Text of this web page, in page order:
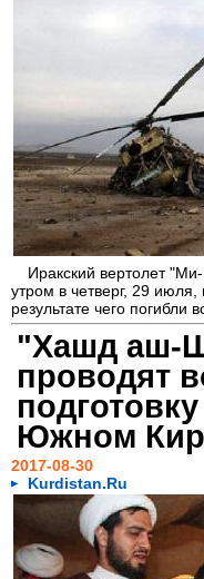
Иракский вертолет
утром в четверг, 29
результате чего погибли
"Хашд аш-
проводят
Южном
2017-08-30
Kurdistan.Ru